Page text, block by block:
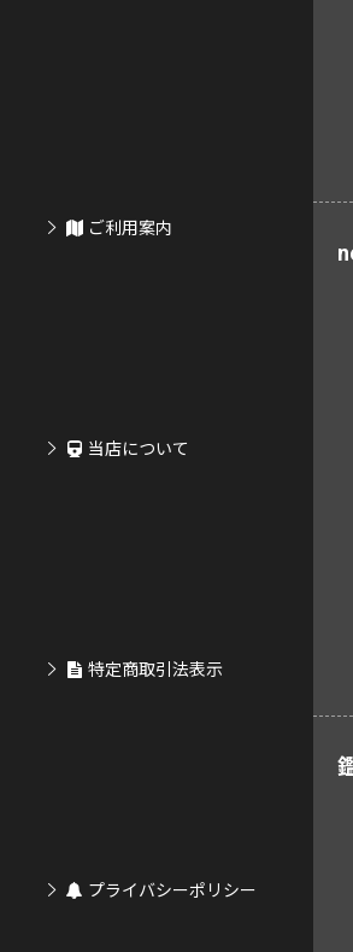
ご利用案内
当店について
特定商取引法表示
プライバシーポリシー